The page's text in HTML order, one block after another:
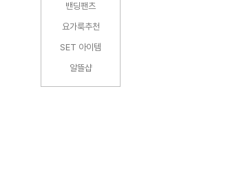
밴딩팬츠
요가룩추천
SET 아이템
알뜰샵